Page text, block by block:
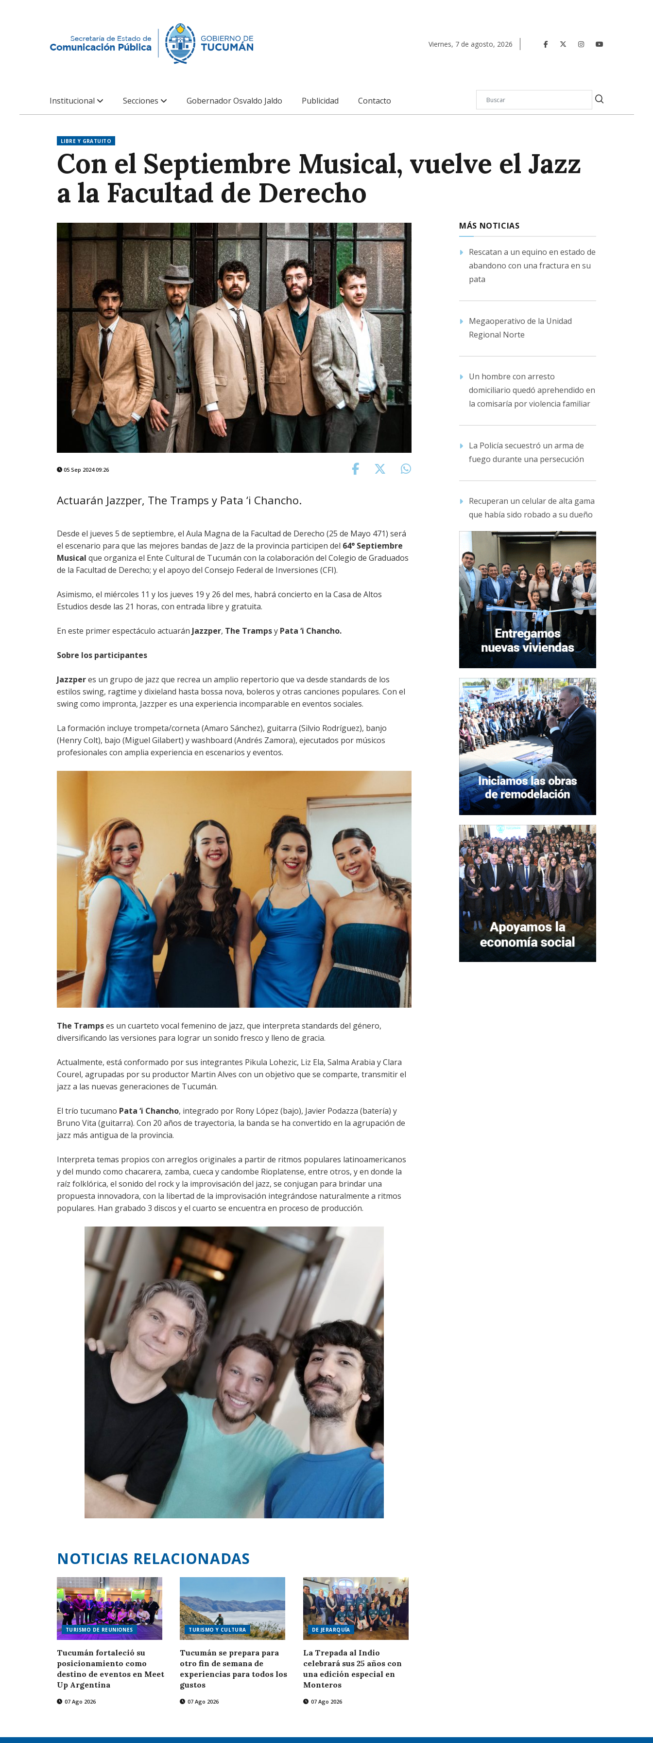
Viernes, 7 de agosto, 2026
Institucional Secciones Gobernador Osvaldo Jaldo Publicidad Contacto
LIBRE Y GRATUITO
Con el Septiembre Musical, vuelve el Jazz
a la Facultad de Derecho
05 Sep 2024 09:26
Actuarán Jazzper, The Tramps y Pata ‘i Chancho.
Desde el jueves 5 de septiembre, el Aula Magna de la Facultad de Derecho (25 de Mayo 471) será
el escenario para que las mejores bandas de Jazz de la provincia participen del 64° Septiembre
Musical que organiza el Ente Cultural de Tucumán con la colaboración del Colegio de Graduados
de la Facultad de Derecho; y el apoyo del Consejo Federal de Inversiones (CFI).
Asimismo, el miércoles 11 y los jueves 19 y 26 del mes, habrá concierto en la Casa de Altos
Estudios desde las 21 horas, con entrada libre y gratuita.
En este primer espectáculo actuarán Jazzper, The Trampsy Pata ‘i Chancho.
Sobre los participantes
Jazzperes un grupo de jazz que recrea un amplio repertorio que va desde standards de los
estilos swing, ragtime y dixieland hasta bossa nova, boleros y otras canciones populares. Con el
swing como impronta, Jazzper es una experiencia incomparable en eventos sociales.
La formación incluye trompeta/corneta (Amaro Sánchez), guitarra (Silvio Rodríguez), banjo
(Henry Colt), bajo (Miguel Gilabert) y washboard (Andrés Zamora), ejecutados por músicos
profesionales con amplia experiencia en escenarios y eventos.
The Trampses un cuarteto vocal femenino de jazz, que interpreta standards del género,
diversificando las versiones para lograr un sonido fresco y lleno de gracia.
Actualmente, está conformado por sus integrantes Pikula Lohezic, Liz Ela, Salma Arabia y Clara
Courel, agrupadas por su productor Martin Alves con un objetivo que se comparte, transmitir el
jazz a las nuevas generaciones de Tucumán.
El trío tucumano Pata ‘i Chancho, integrado por Rony López (bajo), Javier Podazza (batería) y
Bruno Vita (guitarra). Con 20 años de trayectoria, la banda se ha convertido en la agrupación de
jazz más antigua de la provincia.
Interpreta temas propios con arreglos originales a partir de ritmos populares latinoamericanos
y del mundo como chacarera, zamba, cueca y candombe Rioplatense, entre otros, y en donde la
raíz folklórica, el sonido del rock y la improvisación del jazz, se conjugan para brindar una
propuesta innovadora, con la libertad de la improvisación integrándose naturalmente a ritmos
populares. Han grabado 3 discos y el cuarto se encuentra en proceso de producción.
NOTICIAS RELACIONADAS
TURISMO DE REUNIONES
Tucumán fortaleció su
posicionamiento como
destino de eventos en Meet
Up Argentina
07 Ago 2026
TURISMO Y CULTURA
Tucumán se prepara para
otro fin de semana de
experiencias para todos los
gustos
07 Ago 2026
DE JERARQUÍA
La Trepada al Indio
celebrará sus 25 años con
una edición especial en
Monteros
07 Ago 2026
MÁS NOTICIAS
Rescatan a un equino en estado de
abandono con una fractura en su
pata
Megaoperativo de la Unidad
Regional Norte
Un hombre con arresto
domiciliario quedó aprehendido en
la comisaría por violencia familiar
La Policía secuestró un arma de
fuego durante una persecución
Recuperan un celular de alta gama
que había sido robado a su dueño